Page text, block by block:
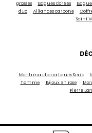
grosses
Bagues dorées
duo
Alliances carbone
Saint
Montres automatiques Seiko
homme
Bijoux en rose
Pierre